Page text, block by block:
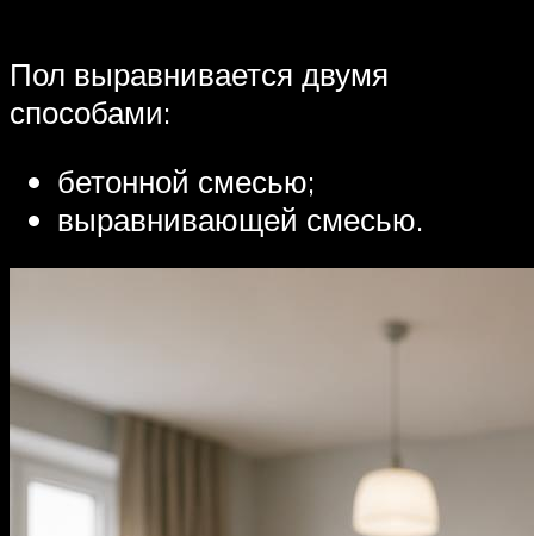
Пол выравнивается двумя
способами:
бетонной смесью;
выравнивающей смесью.